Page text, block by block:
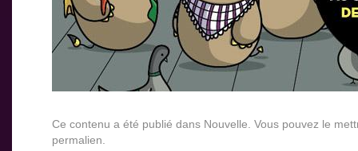
Ce contenu a été publié dans Nouvelle . Vous pouvez le
permalien